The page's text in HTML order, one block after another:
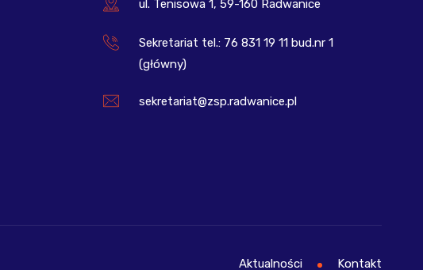
ul. Tenisowa 1, 59-160 Radwanice
Sekretariat tel.: 76 831 19 11 bud.nr 1
(główny)
sekretariat@zsp.radwanice.pl
Aktualności Kontakt